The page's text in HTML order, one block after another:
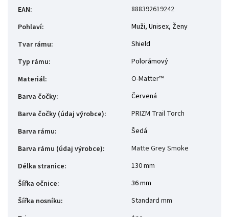
EAN:
888392619242
Pohlaví: Muži, Unisex, Ženy
Tvar rámu:
Shield
Typ rámu:
Polorámový
Materiál:
O-Matter™
Barva čočky:
Červená
Barva čočky (údaj výrobce):
PRIZM Trail Torch
Barva rámu:
Šedá
Barva rámu (údaj výrobce):
Matte Grey Smoke
Délka stranice:
130 mm
Šířka očnice:
36 mm
Šířka nosníku:
Standard mm